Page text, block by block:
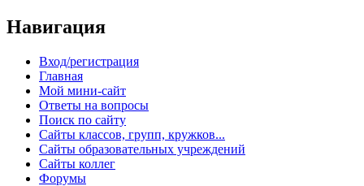
Навигация
Вход/регистрация
Главная
Мой мини-сайт
Ответы на вопросы
Поиск по сайту
Сайты классов, групп, кружков...
Сайты образовательных учреждений
Сайты коллег
Форумы